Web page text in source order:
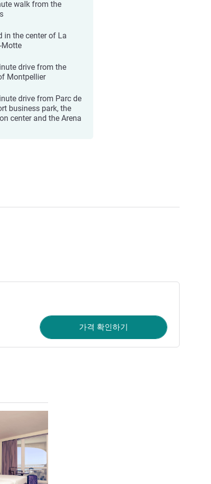
walk from the
in the center of La
Motte
drive from the
Montpellier
drive from Parc de
business park, the
center and the Arena
가격 확인하기